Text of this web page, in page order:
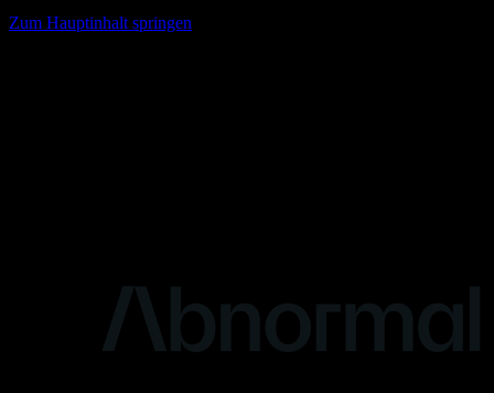
Zum Hauptinhalt springen